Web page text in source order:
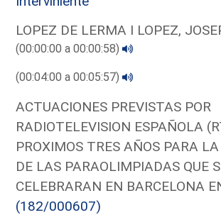
LOPEZ DE LERMA I LOPEZ,
(00:00:00 a 00:00:58)
(00:04:00 a 00:05:57)
ACTUACIONES PREVISTAS POR
RADIOTELEVISION ESPAÑOLA
PROXIMOS TRES AÑOS PARA
DE LAS PARAOLIMPIADAS QUE
CELEBRARAN EN BARCELONA
(182/000607)